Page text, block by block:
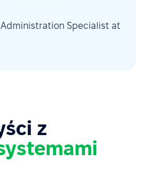
Administration Specialist at
z